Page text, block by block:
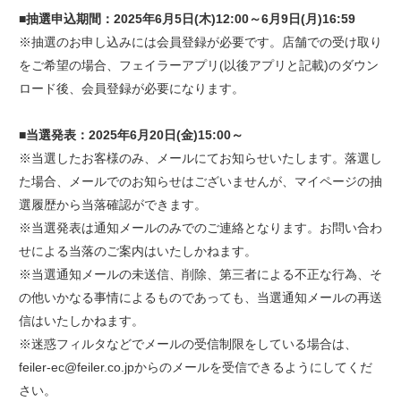
■抽選申込期間：2025年6月5日(木)12:00～6月9日(月)16:59
※抽選のお申し込みには会員登録が必要です。店舗での受け取り
をご希望の場合、フェイラーアプリ(以後アプリと記載)のダウン
ロード後、会員登録が必要になります。
■当選発表：2025年6月20日(金)15:00～
※当選したお客様のみ、メールにてお知らせいたします。落選し
た場合、メールでのお知らせはございませんが、マイページの抽
選履歴から当落確認ができます。
※当選発表は通知メールのみでのご連絡となります。お問い合わ
せによる当落のご案内はいたしかねます。
※当選通知メールの未送信、削除、第三者による不正な行為、そ
の他いかなる事情によるものであっても、当選通知メールの再送
信はいたしかねます。
※迷惑フィルタなどでメールの受信制限をしている場合は、
feiler-ec@feiler.co.jpからのメールを受信できるようにしてくだ
さい。